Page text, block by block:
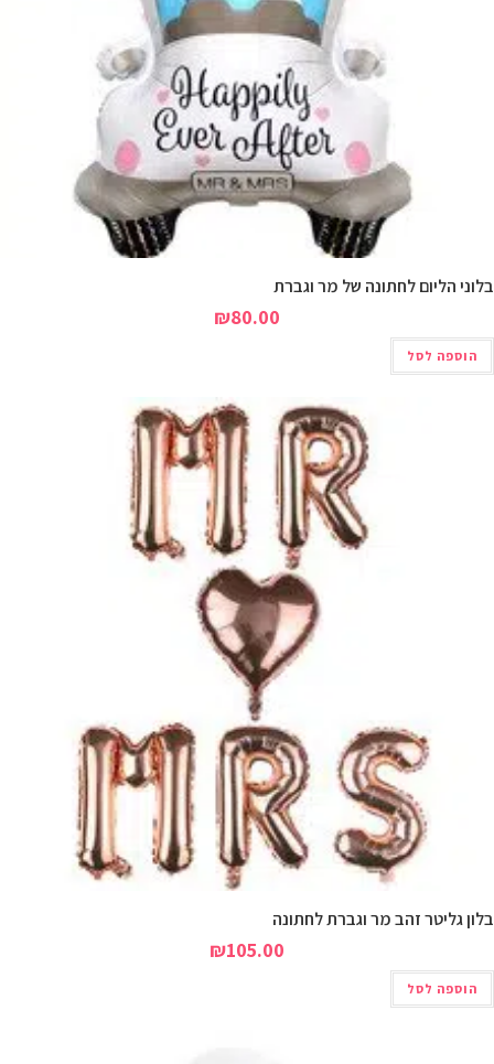
הליום לחתונה של מר וגברת
₪80.00
הוספה לסל
גליטר זהב מר וגברת לחתונה
₪105.00
הוספה לסל